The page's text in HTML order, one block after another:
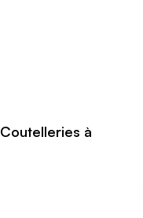
Coutelleries à